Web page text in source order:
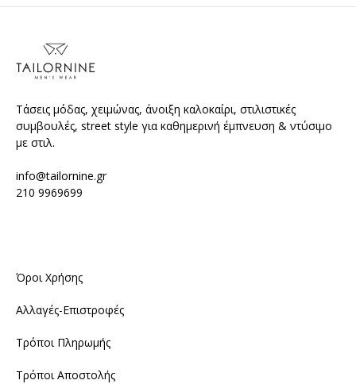
WISHLIST
Τάσεις μόδας, χειμώνας, άνοιξη καλοκαίρι, στιλιστικές
συμβουλές, street style για καθημερινή έμπνευση & ντύσιμο
με στιλ.
info@tailornine.gr
210 9969699
Όροι Χρήσης
Αλλαγές-Επιστροφές
Τρόποι Πληρωμής
Τρόποι Αποστολής